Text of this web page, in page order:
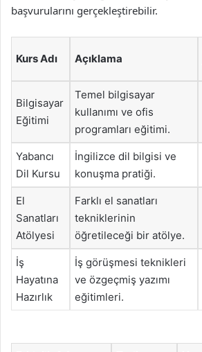
başvurularını gerçekleştirebilir.
Kurs Adı Açıklama
Bilgisayar
Eğitimi
Temel bilgisayar
kullanımı ve ofis
programları eğitimi.
Yabancı
Dil Kursu
İngilizce dil bilgisi ve
konuşma pratiği.
El
Sanatları
Atölyesi
Farklı el sanatları
tekniklerinin
öğretileceği bir atölye.
İş
Hayatına
Hazırlık
İş görüşmesi teknikleri
ve özgeçmiş yazımı
eğitimleri.